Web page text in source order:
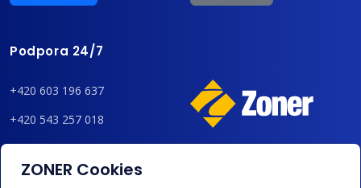
Podpora 24/7
+420 603 196 637
+420 543 257 018
admin@regzone.cz
ZONER Cookies